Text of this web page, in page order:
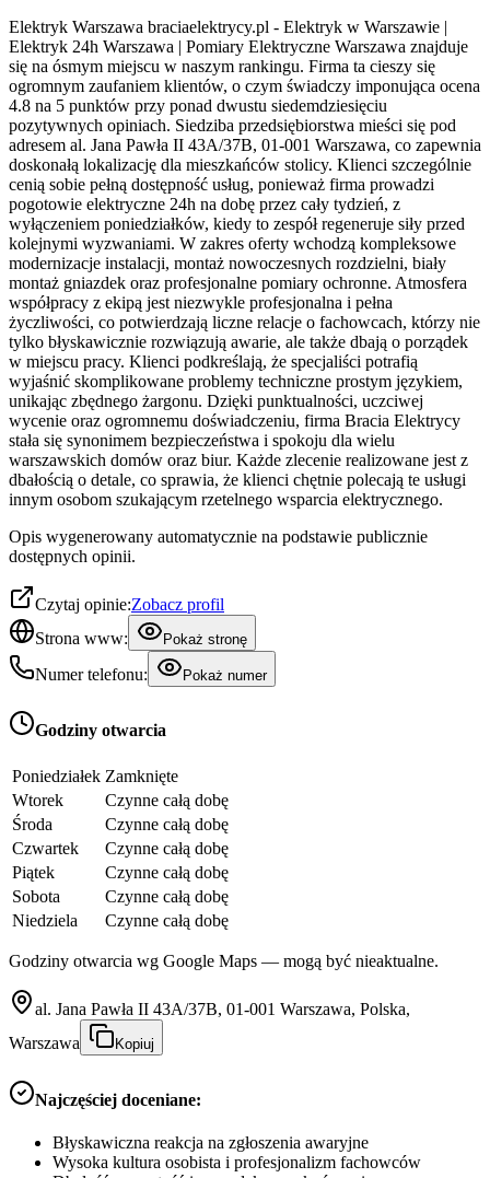
Elektryk Warszawa braciaelektrycy.pl - Elektryk w Warszawie |
Elektryk 24h Warszawa | Pomiary Elektryczne Warszawa znajduje
się na ósmym miejscu w naszym rankingu. Firma ta cieszy się
ogromnym zaufaniem klientów, o czym świadczy imponująca ocena
4.8 na 5 punktów przy ponad dwustu siedemdziesięciu
pozytywnych opiniach. Siedziba przedsiębiorstwa mieści się pod
adresem al. Jana Pawła II 43A/37B, 01-001 Warszawa, co zapewnia
doskonałą lokalizację dla mieszkańców stolicy. Klienci szczególnie
cenią sobie pełną dostępność usług, ponieważ firma prowadzi
pogotowie elektryczne 24h na dobę przez cały tydzień, z
wyłączeniem poniedziałków, kiedy to zespół regeneruje siły przed
kolejnymi wyzwaniami. W zakres oferty wchodzą kompleksowe
modernizacje instalacji, montaż nowoczesnych rozdzielni, biały
montaż gniazdek oraz profesjonalne pomiary ochronne. Atmosfera
współpracy z ekipą jest niezwykle profesjonalna i pełna
życzliwości, co potwierdzają liczne relacje o fachowcach, którzy nie
tylko błyskawicznie rozwiązują awarie, ale także dbają o porządek
w miejscu pracy. Klienci podkreślają, że specjaliści potrafią
wyjaśnić skomplikowane problemy techniczne prostym językiem,
unikając zbędnego żargonu. Dzięki punktualności, uczciwej
wycenie oraz ogromnemu doświadczeniu, firma Bracia Elektrycy
stała się synonimem bezpieczeństwa i spokoju dla wielu
warszawskich domów oraz biur. Każde zlecenie realizowane jest z
dbałością o detale, co sprawia, że klienci chętnie polecają te usługi
innym osobom szukającym rzetelnego wsparcia elektrycznego.
Opis wygenerowany automatycznie na podstawie publicznie
dostępnych opinii.
Czytaj opinie:Zobacz profil
Strona www:
Pokaż stronę
Numer telefonu: Pokaż numer
Godziny otwarcia
Poniedziałek Zamknięte
Wtorek
Czynne całą dobę
Środa
Czynne całą dobę
Czwartek
Czynne całą dobę
Piątek
Czynne całą dobę
Sobota
Czynne całą dobę
Niedziela
Czynne całą dobę
Godziny otwarcia wg Google Maps — mogą być nieaktualne.
al. Jana Pawła II 43A/37B, 01-001 Warszawa, Polska,
Warszawa
Kopiuj
Najczęściej doceniane:
Błyskawiczna reakcja na zgłoszenia awaryjne
Wysoka kultura osobista i profesjonalizm fachowców